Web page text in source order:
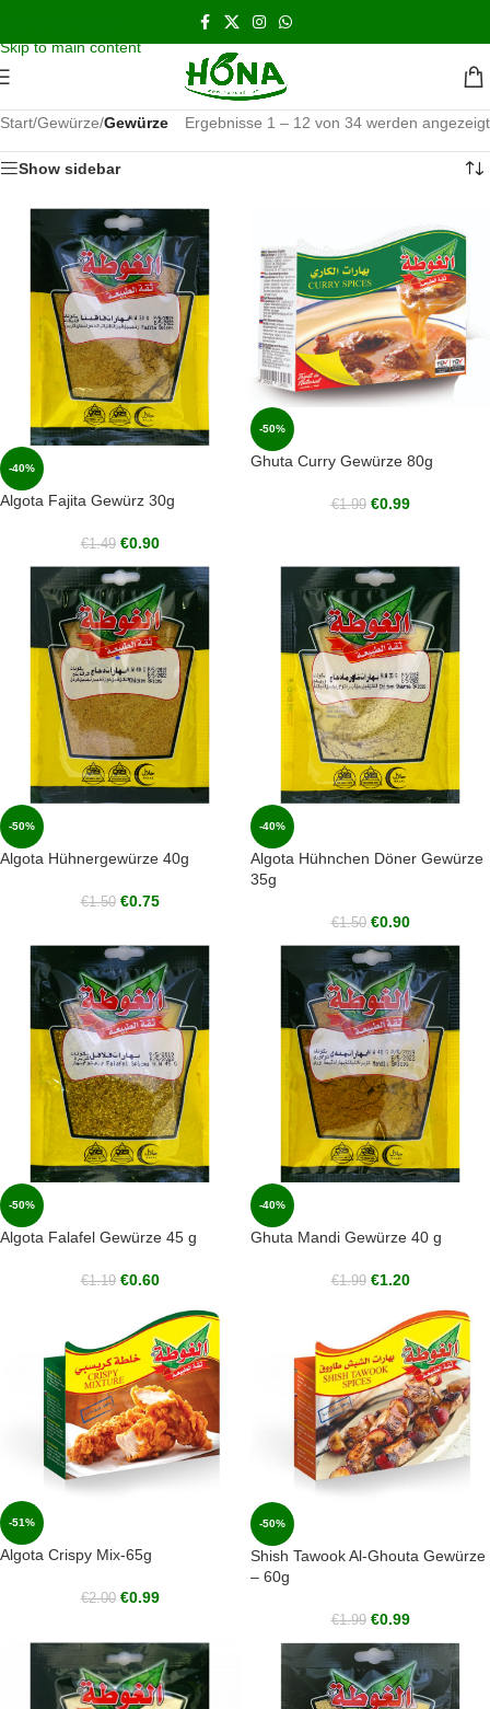
Skip to main content
اشحن مجانا و نحن بالخدمه على مدار الاسبوع
Start/Gewürze/Gewürze Ergebnisse 1 – 12 von 34 werden angezeigt
Show sidebar
-40%
Algota Fajita Gewürz 30g
€1.49 €0.90
-50%
Ghuta Curry Gewürze 80g
€1.99 €0.99
-50%
Algota Hühnergewürze 40g
€1.50 €0.75
-40%
Algota Hühnchen Döner Gewürze
35g
€1.50 €0.90
-50%
Algota Falafel Gewürze 45 g
€1.19 €0.60
-40%
Ghuta Mandi Gewürze 40 g
€1.99 €1.20
-51%
Algota Crispy Mix-65g
€2.00 €0.99
-50%
Shish Tawook Al-Ghouta Gewürze
– 60g
€1.99 €0.99